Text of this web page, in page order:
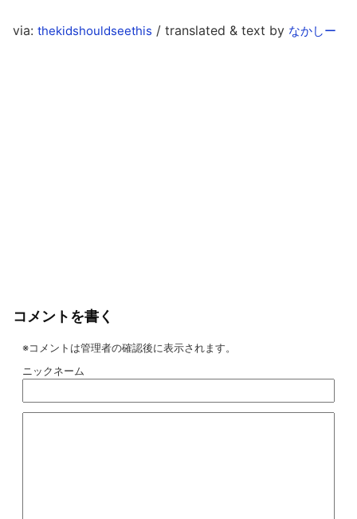
via: thekidshouldseethis / translated & text by なかしー
コメントを書く
※コメントは管理者の確認後に表示されます。
ニックネーム